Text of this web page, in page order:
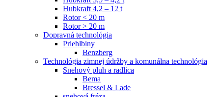
Hubkraft 4,2 – 12 t
Rotor < 20 m
Rotor > 20 m
Dopravná technológia
Priehlbiny
Benzberg
Technológia zimnej údržby a komunálna technológia
Snehový pluh a radlica
Bema
Bressel & Lade